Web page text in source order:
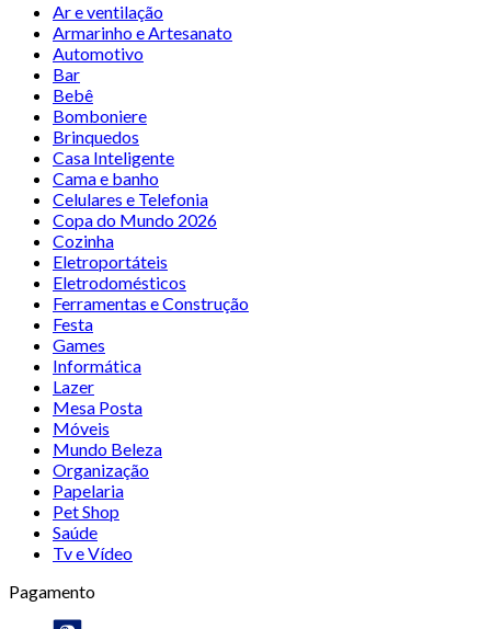
Ar e ventilação
Armarinho e Artesanato
Automotivo
Bar
Bebê
Bomboniere
Brinquedos
Casa Inteligente
Cama e banho
Celulares e Telefonia
Copa do Mundo 2026
Cozinha
Eletroportáteis
Eletrodomésticos
Ferramentas e Construção
Festa
Games
Informática
Lazer
Mesa Posta
Móveis
Mundo Beleza
Organização
Papelaria
Pet Shop
Saúde
Tv e Vídeo
Pagamento